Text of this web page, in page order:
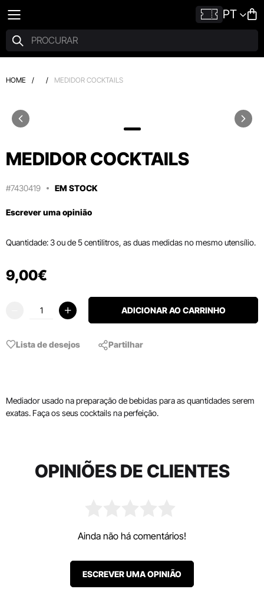
PT
HOME / / MEDIDOR COCKTAILS
MEDIDOR COCKTAILS
#7430419 EM STOCK
Escrever uma opinião
Quantidade: 3 ou de 5 centilitros, as duas medidas no mesmo utensílio.
9,00€
ADICIONAR AO CARRINHO
Lista de desejos Partilhar
Mediador usado na preparação de bebidas para as quantidades serem
exatas. Faça os seus cocktails na perfeição.
OPINIÕES DE CLIENTES
Ainda não há comentários!
ESCREVER UMA OPINIÃO